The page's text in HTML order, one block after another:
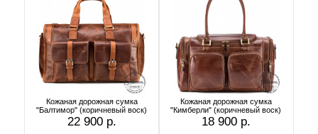
Кожаная дорожная сумка
"Балтимор" (коричневый воск)
22 900 р.
Кожаная дорожная сумка
"Кимберли" (коричневый воск)
18 900 р.